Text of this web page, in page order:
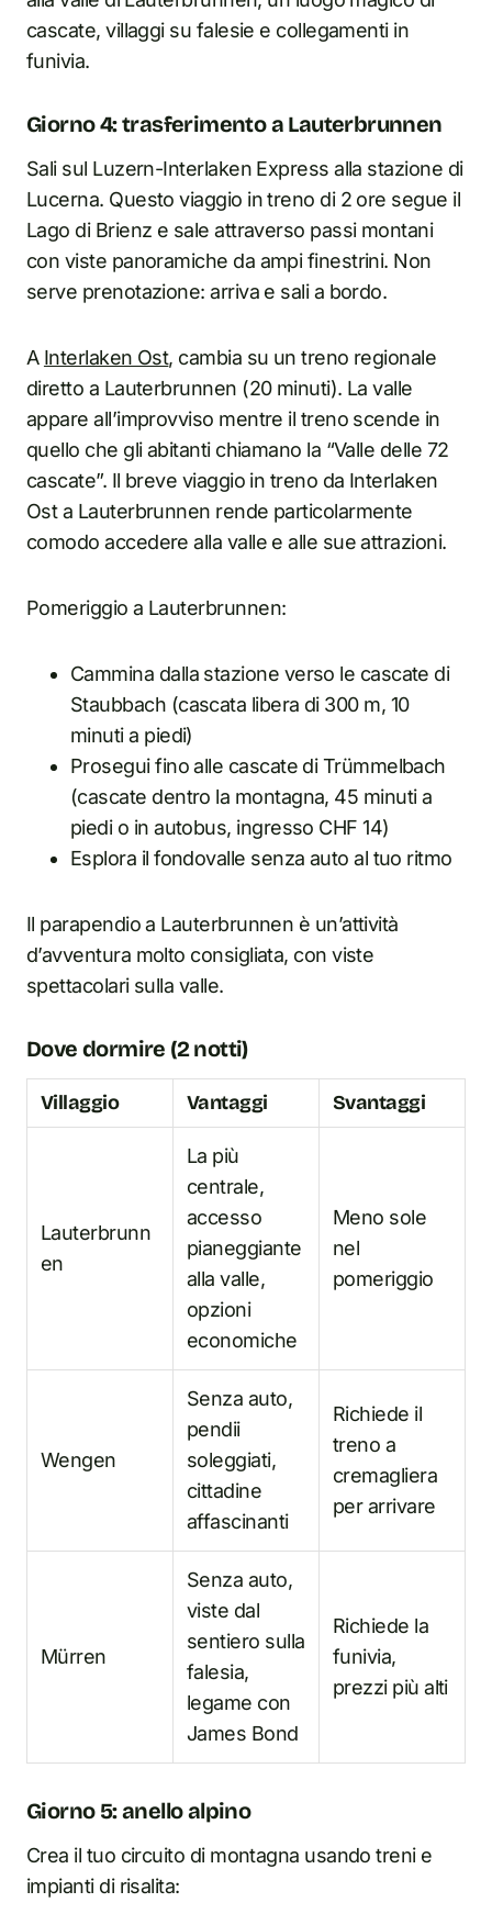
cascate, villaggi su falesie e collegamenti in
funivia.
Giorno 4: trasferimento a Lauterbrunnen
Sali sul Luzern-Interlaken Express alla stazione di
Lucerna. Questo viaggio in treno di 2 ore segue il
Lago di Brienz e sale attraverso passi montani
con viste panoramiche da ampi finestrini. Non
serve prenotazione: arriva e sali a bordo.
A Interlaken Ost, cambia su un treno regionale
diretto a Lauterbrunnen (20 minuti). La valle
appare all’improvviso mentre il treno scende in
quello che gli abitanti chiamano la “Valle delle 72
cascate”. Il breve viaggio in treno da Interlaken
Ost a Lauterbrunnen rende particolarmente
comodo accedere alla valle e alle sue attrazioni.
Pomeriggio a Lauterbrunnen:
Cammina dalla stazione verso le cascate di
Staubbach (cascata libera di 300 m, 10
minuti a piedi)
Prosegui fino alle cascate di Trümmelbach
(cascate dentro la montagna, 45 minuti a
piedi o in autobus, ingresso CHF 14)
Esplora il fondovalle senza auto al tuo ritmo
Il parapendio a Lauterbrunnen è un’attività
d’avventura molto consigliata, con viste
spettacolari sulla valle.
Dove dormire (2 notti)
Villaggio Vantaggi Svantaggi
Lauterbrunn
en
La più
centrale,
accesso
pianeggiante
alla valle,
opzioni
economiche
Meno sole
nel
pomeriggio
Wengen
Senza auto,
pendii
soleggiati,
cittadine
affascinanti
Richiede il
treno a
cremagliera
per arrivare
Mürren
Senza auto,
viste dal
sentiero sulla
falesia,
legame con
James Bond
Richiede la
funivia,
prezzi più alti
Giorno 5: anello alpino
Crea il tuo circuito di montagna usando treni e
impianti di risalita: